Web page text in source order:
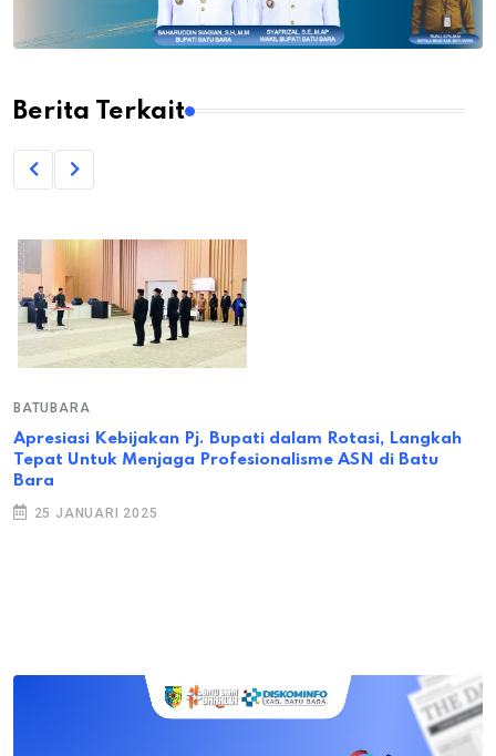
Berita Terkait
BATUBARA
Apresiasi Kebijakan Pj. Bupati dalam Rotasi, Langkah
Tepat Untuk Menjaga Profesionalisme ASN di Batu
Bara
25 JANUARI 2025